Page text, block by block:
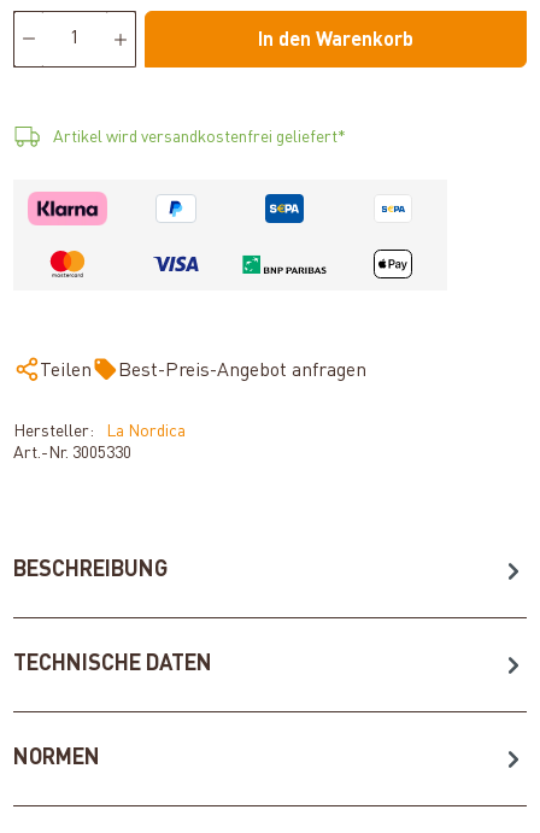
In den Warenkorb
Artikel wird versandkostenfrei geliefert*
Teilen Best-Preis-Angebot anfragen
Hersteller:
La Nordica
Art.-Nr. 3005330
BESCHREIBUNG
TECHNISCHE DATEN
NORMEN